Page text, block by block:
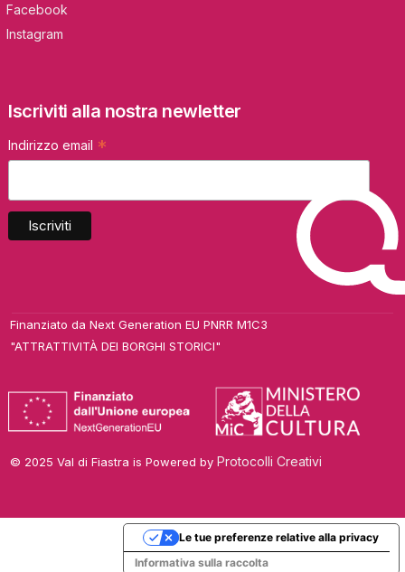
Facebook
Instagram
Iscriviti alla nostra newletter
Indirizzo email *
Finanziato da Next Generation EU PNRR M1C3
"ATTRATTIVITÀ DEI BORGHI STORICI"
© 2025 Val di Fiastra is Powered by Protocolli Creativi
Informativa sulla raccolta
Le tue preferenze relative alla privacy